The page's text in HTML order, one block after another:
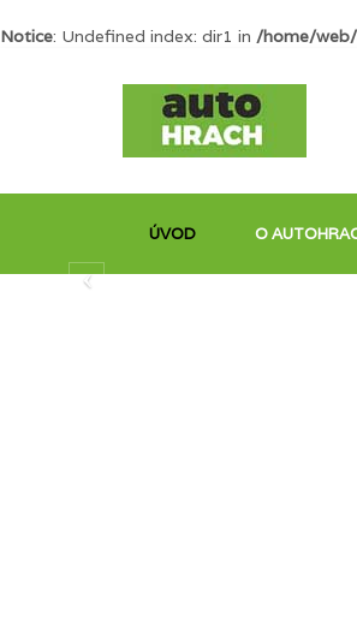
Notice: Undefined index: dir1 in /home/
ÚVOD O